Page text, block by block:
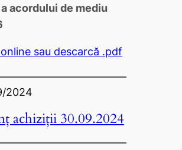
acordului de mediu
sau descarcă .pdf
2024
achiziții 30.09.2024